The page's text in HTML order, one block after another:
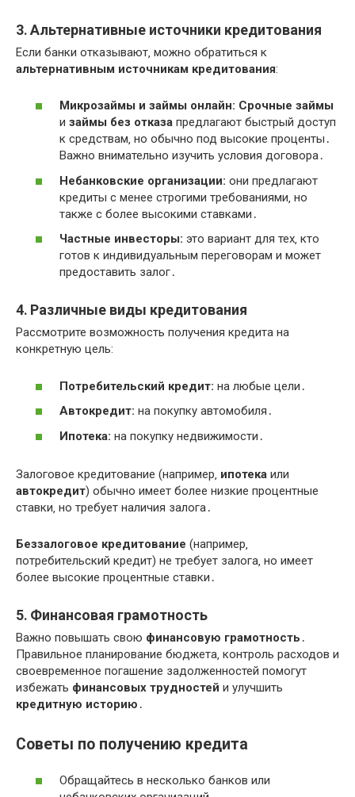
3․ Альтернативные источники кредитования
Если банки отказывают‚ можно обратиться к
альтернативным источникам кредитования:
Микрозаймы и займы онлайн: Срочные займы
и займы без отказа предлагают быстрый доступ
к средствам‚ но обычно под высокие проценты․
Важно внимательно изучить условия договора․
Небанковские организации: они предлагают
кредиты с менее строгими требованиями‚ но
также с более высокими ставками․
Частные инвесторы: это вариант для тех‚ кто
готов к индивидуальным переговорам и может
предоставить залог․
4․ Различные виды кредитования
Рассмотрите возможность получения кредита на
конкретную цель:
Потребительский кредит: на любые цели․
Автокредит: на покупку автомобиля․
Ипотека: на покупку недвижимости․
Залоговое кредитование (например‚ ипотека или
автокредит) обычно имеет более низкие процентные
ставки‚ но требует наличия залога․
Беззалоговое кредитование (например‚
потребительский кредит) не требует залога‚ но имеет
более высокие процентные ставки․
5․ Финансовая грамотность
Важно повышать свою финансовую грамотность ․
Правильное планирование бюджета‚ контроль расходов и
своевременное погашение задолженностей помогут
избежать финансовых трудностей и улучшить
кредитную историю ․
Советы по получению кредита
Обращайтесь в несколько банков или